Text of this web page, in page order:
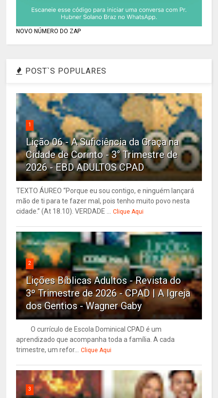
NOVO NÚMERO DO ZAP
POST`S POPULARES
1
Lição 06 - A Suficiência da Graça na
Cidade de Corinto - 3° Trimestre de
2026 - EBD ADULTOS CPAD
TEXTO ÁUREO “Porque eu sou contigo, e ninguém lançará
mão de ti para te fazer mal, pois tenho muito povo nesta
cidade.” (At 18.10). VERDADE ... Clique Aqui
2
Lições Bíblicas Adultos - Revista do
3º Trimestre de 2026 - CPAD | A Igreja
dos Gentios - Wagner Gaby
O currículo de Escola Dominical CPAD é um
aprendizado que acompanha toda a família. A cada
trimestre, um refor... Clique Aqui
3